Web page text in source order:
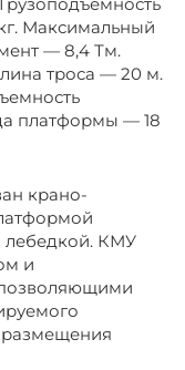
Максимальный
— 8,4 Тм.
троса — 20 м.
платформы — 18
крано-
лебедкой. КМУ
и
размещения